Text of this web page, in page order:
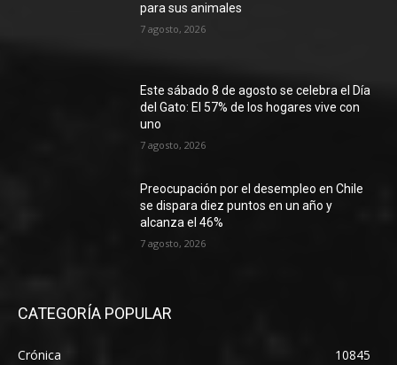
para sus animales
7 agosto, 2026
Este sábado 8 de agosto se celebra el Día
del Gato: El 57% de los hogares vive con
uno
7 agosto, 2026
Preocupación por el desempleo en Chile
se dispara diez puntos en un año y
alcanza el 46%
7 agosto, 2026
CATEGORÍA POPULAR
Crónica
10845